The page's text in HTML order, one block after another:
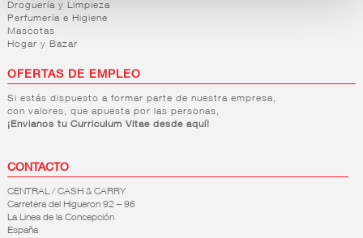
Droguería y Limpieza
Perfumería e Higiene
Mascotas
Hogar y Bazar
OFERTAS DE EMPLEO
Si estás dispuesto a formar parte de nuestra empresa,
con valores, que apuesta por las personas,
¡Envianos tu Curriculum Vitae desde aquí!
CONTACTO
CENTRAL / CASH & CARRY
Carretera del Higueron 92 – 96
La Linea de la Concepción
España